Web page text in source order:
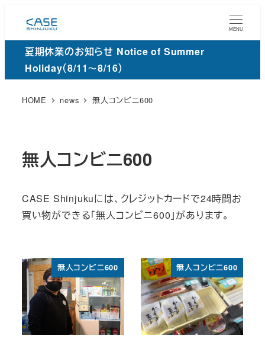
ン
MENU
夏期休業のお知らせ Notice of Summer
Holiday（8/11～8/16）
HOME news 無人コンビニ600
無人コンビニ600
CASE Shinjukuには、クレジットカードで24時間お
買い物ができる「無人コンビニ600」があります。
無人コンビニ600 無人コンビニ600